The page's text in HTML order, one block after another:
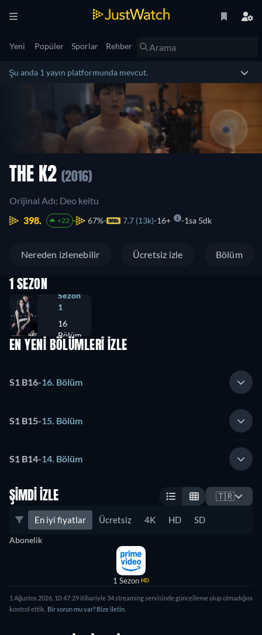
Yeni Popüler Sporlar Rehber
Şu anda 1 yayın platformunda mevcut.
THE K2 (2016)
Orijinal Adı: Deo keitu
398.
+22 67% 7.7 (13k) 16+ 1sa 5dk
Nereden izlenebilir Ücretsiz izle Bölüm
1 SEZON
Sezon
1
16
Bölüm
EN YENİ BÖLÜMLERİ İZLE
S1 B16-16. Bölüm
S1 B15-15. Bölüm
S1 B14-14. Bölüm
ŞIMDI İZLE 🇹🇷
En iyi fiyatlar Ücretsiz 4K HD SD
Abonelik
1 Sezon HD
1 Ağustos 2026, 10:47:29 itibariyle 34 streaming servisinde güncelleme olup olmadığını
kontrol ettik. Bir sorun mu var? Bize iletin.